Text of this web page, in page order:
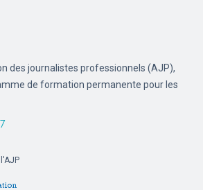
des journalistes professionnels (AJP),
de formation permanente pour les